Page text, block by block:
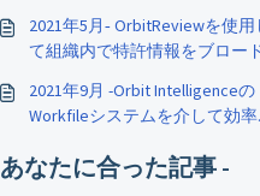
2021年5月‐ OrbitReviewを使用
て組織内で特許情報をブロー
2021年9月 -Orbit Intelligenceの
Workfileシステムを介して効率
あなたに合った記事 -